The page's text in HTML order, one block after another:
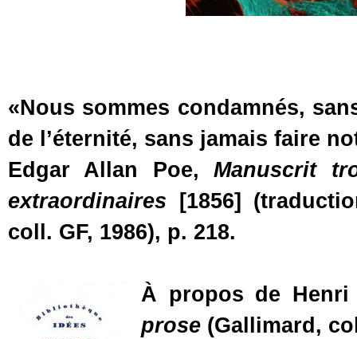
«Nous sommes condamnés,
de l’éternité, sans jamais faire
Edgar Allan Poe,Manuscrit
extraordinaires [1856]
coll. GF, 1986), p. 218.
À propos de
prose (Gallimard,